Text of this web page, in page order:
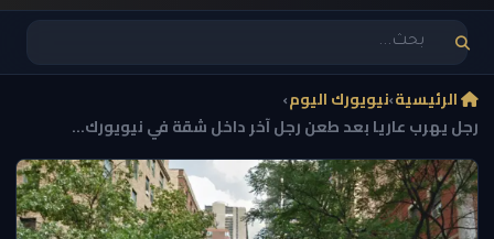
الرئيسية›نيويورك اليوم›
رجل يهرب عاريا بعد طعن رجل آخر داخل شقة في نيويورك...